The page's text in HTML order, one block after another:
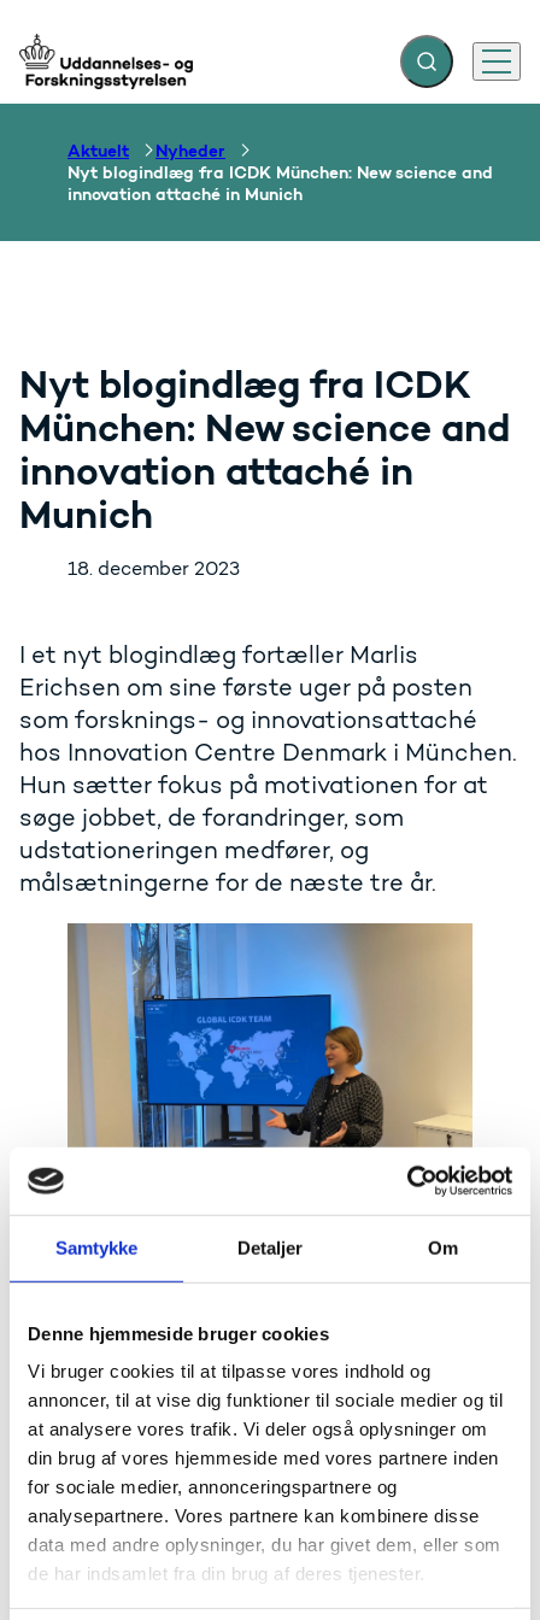
Samtykke Detaljer Om
Denne hjemmeside bruger cookies
Vi bruger cookies til at tilpasse vores indhold og
annoncer, til at vise dig funktioner til sociale medier og til
at analysere vores trafik. Vi deler også oplysninger om
din brug af vores hjemmeside med vores partnere inden
for sociale medier, annonceringspartnere og
analysepartnere. Vores partnere kan kombinere disse
data med andre oplysninger, du har givet dem, eller som
de har indsamlet fra din brug af deres tjenester.
Gå til forsiden Fold søgefelt ud
Menu
Aktuelt
Nyheder
Nyt blogindlæg fra ICDK München: New science and
innovation attaché in Munich
Nyt blogindlæg fra ICDK
München: New science and
innovation attaché in
Munich
18. december 2023
I et nyt blogindlæg fortæller Marlis
Erichsen om sine første uger på posten
som forsknings- og innovationsattaché
hos Innovation Centre Denmark i München.
Hun sætter fokus på motivationen for at
søge jobbet, de forandringer, som
udstationeringen medfører, og
målsætningerne for de næste tre år.
I august 2023 overtog Marlis Erichsen posten som
kontaktpunkt for Horizon Europe i Uddannelses- og
Forskningsstyrelsen i de sidste ni år og har derigennem
et solidt netværk inden for det danske forsknings- og
innovationsøkosystem. Hun er vokset op i
Sønderjylland og taler flydende tysk. Marlis fortæller i
blogindlægget blandt andet om det tætte samarbejde
mellem industri og forskning, som kendetegner
økosystemet i München og Bayern.
Innovation Centre Denmark (ICDK) har syv centre
strategisk placeret i innovative hotspots rundt